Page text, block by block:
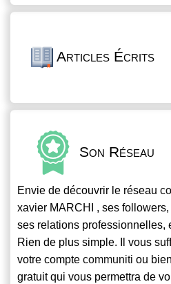
Articles Écrits
Son Réseau
Envie de découvrir le réseau
xavier MARCHI , ses
ses relations professionnelles,
Rien de plus simple. Il vous
votre compte communiti ou
gratuit qui vous permettra de